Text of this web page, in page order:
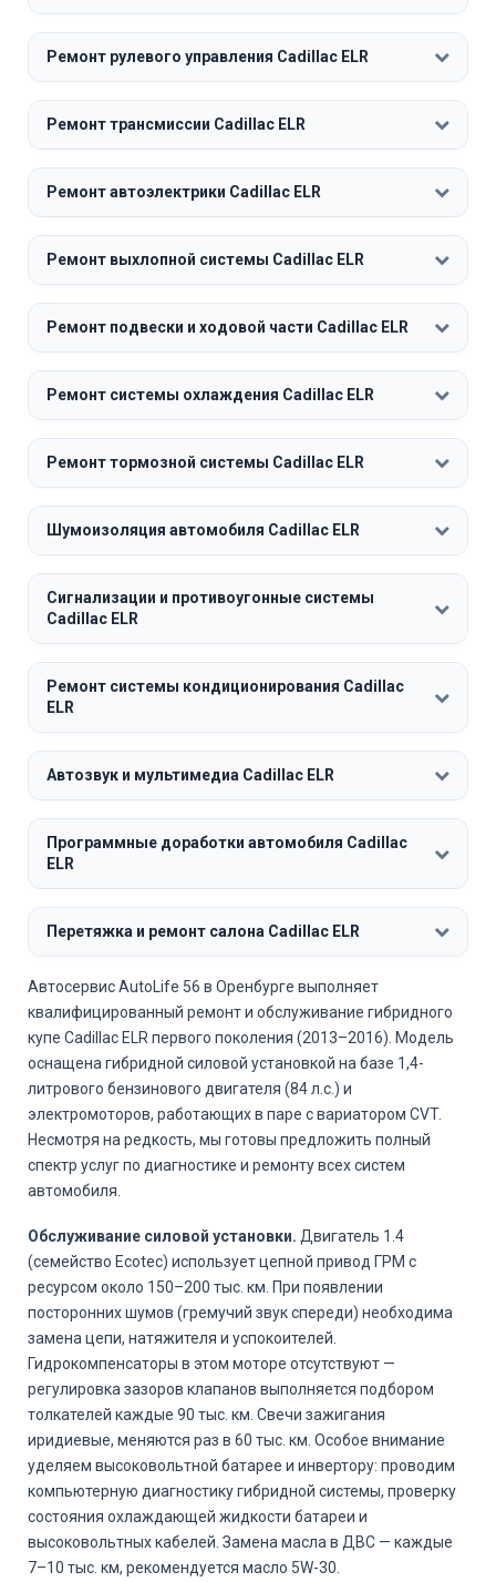
Ремонт рулевого управления Cadillac ELR
Ремонт трансмиссии Cadillac ELR
Ремонт автоэлектрики Cadillac ELR
Ремонт выхлопной системы Cadillac ELR
Ремонт подвески и ходовой части Cadillac ELR
Ремонт системы охлаждения Cadillac ELR
Ремонт тормозной системы Cadillac ELR
Шумоизоляция автомобиля Cadillac ELR
Сигнализации и противоугонные системы
Cadillac ELR
Ремонт системы кондиционирования Cadillac
ELR
Автозвук и мультимедиа Cadillac ELR
Программные доработки автомобиля Cadillac
ELR
Перетяжка и ремонт салона Cadillac ELR
Автосервис AutoLife 56 в Оренбурге выполняет
квалифицированный ремонт и обслуживание гибридного
купе Cadillac ELR первого поколения (2013–2016). Модель
оснащена гибридной силовой установкой на базе 1,4-
литрового бензинового двигателя (84 л.с.) и
электромоторов, работающих в паре с вариатором CVT.
Несмотря на редкость, мы готовы предложить полный
спектр услуг по диагностике и ремонту всех систем
автомобиля.
Обслуживание силовой установки. Двигатель 1.4
(семейство Ecotec) использует цепной привод ГРМ с
ресурсом около 150–200 тыс. км. При появлении
посторонних шумов (гремучий звук спереди) необходима
замена цепи, натяжителя и успокоителей.
Гидрокомпенсаторы в этом моторе отсутствуют —
регулировка зазоров клапанов выполняется подбором
толкателей каждые 90 тыс. км. Свечи зажигания
иридиевые, меняются раз в 60 тыс. км. Особое внимание
уделяем высоковольтной батарее и инвертору: проводим
компьютерную диагностику гибридной системы, проверку
состояния охлаждающей жидкости батареи и
высоковольтных кабелей. Замена масла в ДВС — каждые
7–10 тыс. км, рекомендуется масло 5W-30.